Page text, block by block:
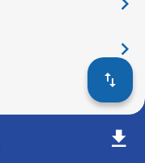
󰅂
󰅂
󰅂
󰓢
󰇚